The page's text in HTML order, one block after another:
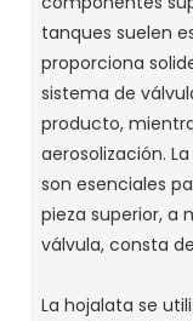
tanques suelen
proporciona
sistema de
producto,
aerosolización.
son esenciales
pieza superior, a
válvula, consta
La hojalata se